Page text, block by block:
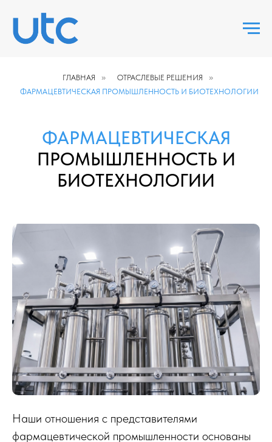
ГЛАВНАЯ » ОТРАСЛЕВЫЕ РЕШЕНИЯ
»
ФАРМАЦЕВТИЧЕСКАЯ ПРОМЫШЛЕННОСТЬ И БИОТЕХНОЛОГИИ
ФАРМАЦЕВТИЧЕСКАЯ
ПРОМЫШЛЕННОСТЬ И
БИОТЕХНОЛОГИИ
Наши отношения с представителями
фармацевтической промышленности основаны